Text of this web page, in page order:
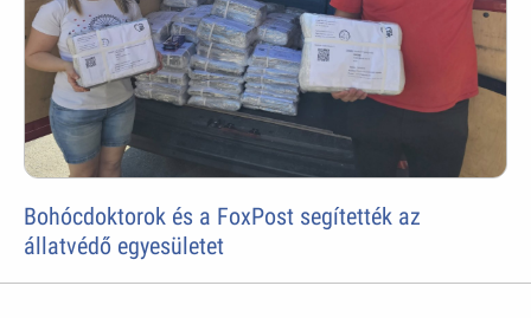
Bohócdoktorok és a FoxPost segítették az
állatvédő egyesületet